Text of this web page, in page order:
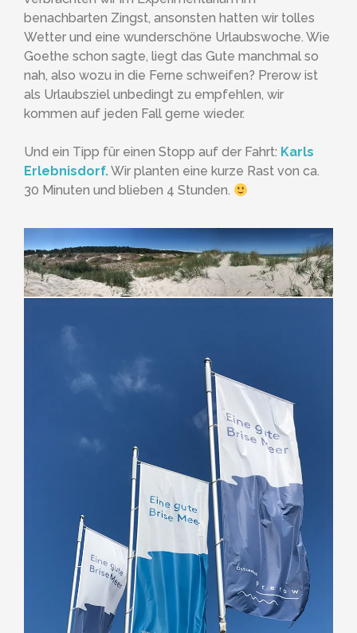
benachbarten Zingst, ansonsten hatten wir tolles
Wetter und eine wunderschöne Urlaubswoche. Wie
Goethe schon sagte, liegt das Gute manchmal so
nah, also wozu in die Ferne schweifen? Prerow ist
als Urlaubsziel unbedingt zu empfehlen, wir
kommen auf jeden Fall gerne wieder.
Und ein Tipp für einen Stopp auf der Fahrt: Karls
Erlebnisdorf.Wir planten eine kurze Rast von ca.
30 Minuten und blieben 4 Stunden.